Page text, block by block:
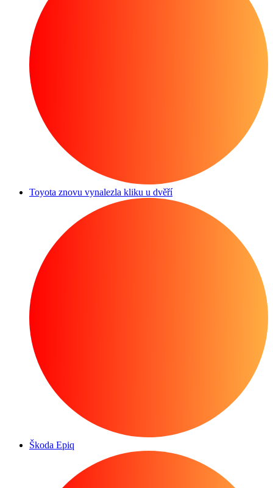
Toyota znovu vynalezla kliku u dvěří
Škoda Epiq